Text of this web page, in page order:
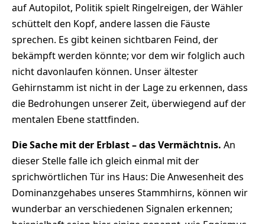
auf Autopilot, Politik spielt Ringelreigen, der Wähler
schüttelt den Kopf, andere lassen die Fäuste
sprechen. Es gibt keinen sichtbaren Feind, der
bekämpft werden könnte; vor dem wir folglich auch
nicht davonlaufen können. Unser ältester
Gehirnstamm ist nicht in der Lage zu erkennen, dass
die Bedrohungen unserer Zeit, überwiegend auf der
mentalen Ebene stattfinden.
Die Sache mit der Erblast – das Vermächtnis. An
dieser Stelle falle ich gleich einmal mit der
sprichwörtlichen Tür ins Haus: Die Anwesenheit des
Dominanzgehabes unseres Stammhirns, können wir
wunderbar an verschiedenen Signalen erkennen;